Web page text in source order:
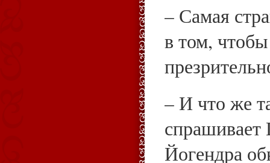
– Самая
в том,
– И что же
Йогендра